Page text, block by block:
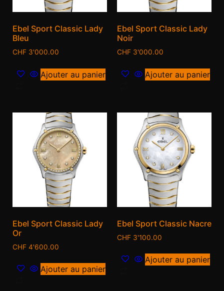
Ebel Sport Classic Lady
Bleu
CHF 3'000.00
Ajouter au panier
Ebel Sport Classic Lady
Noir
CHF 3'000.00
Ajouter au panier
Ebel Sport Classic Lady
Or
CHF 4'600.00
Ajouter au panier
Ebel Sport Classic Nacre
CHF 3'100.00
Ajouter au panier